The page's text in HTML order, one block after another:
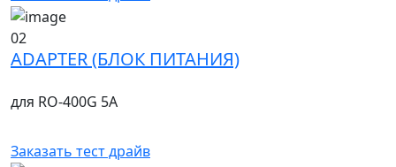
02
ADAPTER (БЛОК ПИТАНИЯ)
для RO-400G 5А
Заказать тест драйв